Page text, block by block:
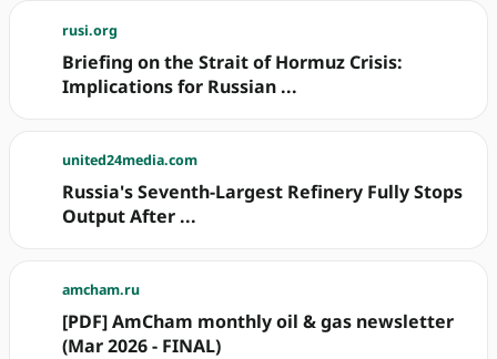
rusi.org
Briefing on the Strait of Hormuz Crisis:
Implications for Russian ...
united24media.com
Russia's Seventh-Largest Refinery Fully Stops
Output After ...
amcham.ru
[PDF] AmCham monthly oil & gas newsletter
(Mar 2026 - FINAL)